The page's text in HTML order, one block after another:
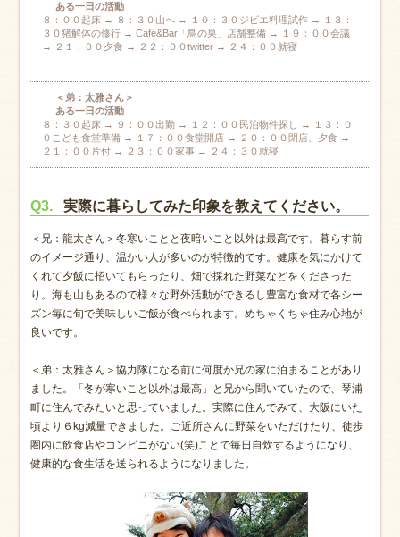
ある一日の活動
８：００起床 → ８：３０山へ → １０：３０ジビエ料理試作 → １３：
３０猪解体の修行 → Café&Bar「鳥の巣」店舗整備 → １９：００会議
→ ２１：００夕食 → ２２：００twitter → ２４：００就寝
＜弟：太雅さん＞
ある一日の活動
８：３０起床 → ９：００出勤 → １２：００民泊物件探し → １３：０
０こども食堂準備 → １７：００食堂開店 → ２０：００閉店、夕食 →
２１：００片付 → ２３：００家事 → ２４：３０就寝
Q3. 実際に暮らしてみた印象を教えてください。
＜兄：龍太さん＞冬寒いことと夜暗いこと以外は最高です。暮らす前
のイメージ通り、温かい人が多いのが特徴的です。健康を気にかけて
くれて夕飯に招いてもらったり、畑で採れた野菜などをくださった
り。海も山もあるので様々な野外活動ができるし豊富な食材で各シー
ズン毎に旬で美味しいご飯が食べられます。めちゃくちゃ住み心地が
良いです。
＜弟：太雅さん＞協力隊になる前に何度か兄の家に泊まることがあり
ました。「冬が寒いこと以外は最高」と兄から聞いていたので、琴浦
町に住んでみたいと思っていました。実際に住んでみて、大阪にいた
頃より６kg減量できました。ご近所さんに野菜をいただけたり、徒歩
圏内に飲食店やコンビニがない(笑)ことで毎日自炊するようになり、
健康的な食生活を送られるようになりました。